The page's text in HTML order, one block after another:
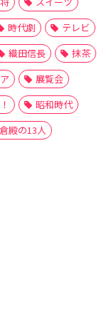
時代劇
テレビ
織田信長
抹茶
展覧会
昭和時代
殿の13人